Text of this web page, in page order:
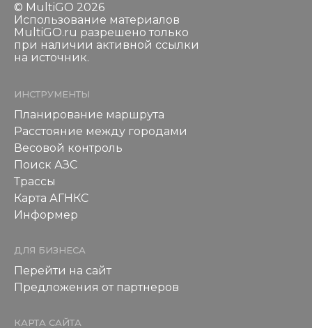
© MultiGO 2026
Использование материалов
MultiGO.ru разрешено только
при наличии активной ссылки
на источник.
ИНСТРУМЕНТЫ
Планирование маршрута
Расстояние между городами
Весовой контроль
Поиск АЗС
Трассы
Карта АГНКС
Информер
ДЛЯ БИЗНЕСА
Перейти на сайт
Предложения от партнеров
КАРТА САЙТА